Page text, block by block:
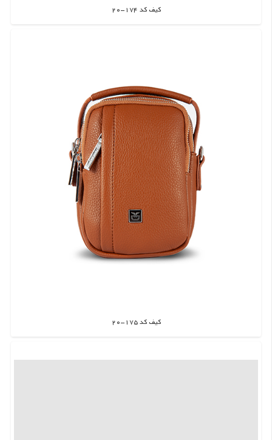
کیف کد 174-20
اطلاعات بیشتر
کیف کد 175-20
اطلاعات بیشتر